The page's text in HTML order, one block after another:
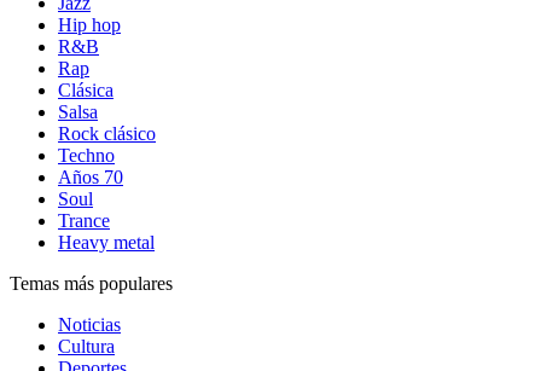
Hip hop
R&B
Rap
Clásica
Salsa
Rock clásico
Techno
Años 70
Soul
Trance
Heavy metal
Temas más populares
Noticias
Cultura